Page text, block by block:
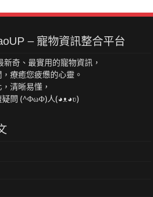
– 寵物資訊整合平台
新奇、最實用的寵物資訊，
療癒您疲憊的心靈。
清晰易懂，
疑問 (^ΦωΦ)人(◕ᴥ◕ʋ)